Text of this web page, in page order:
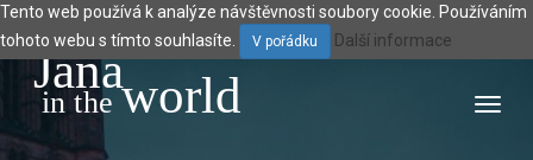
Tento web používá k analýze návštěvnosti soubory cookie. Používáním
tohoto webu s tímto souhlasíte.
V pořádku Další informace
Jana
in the world